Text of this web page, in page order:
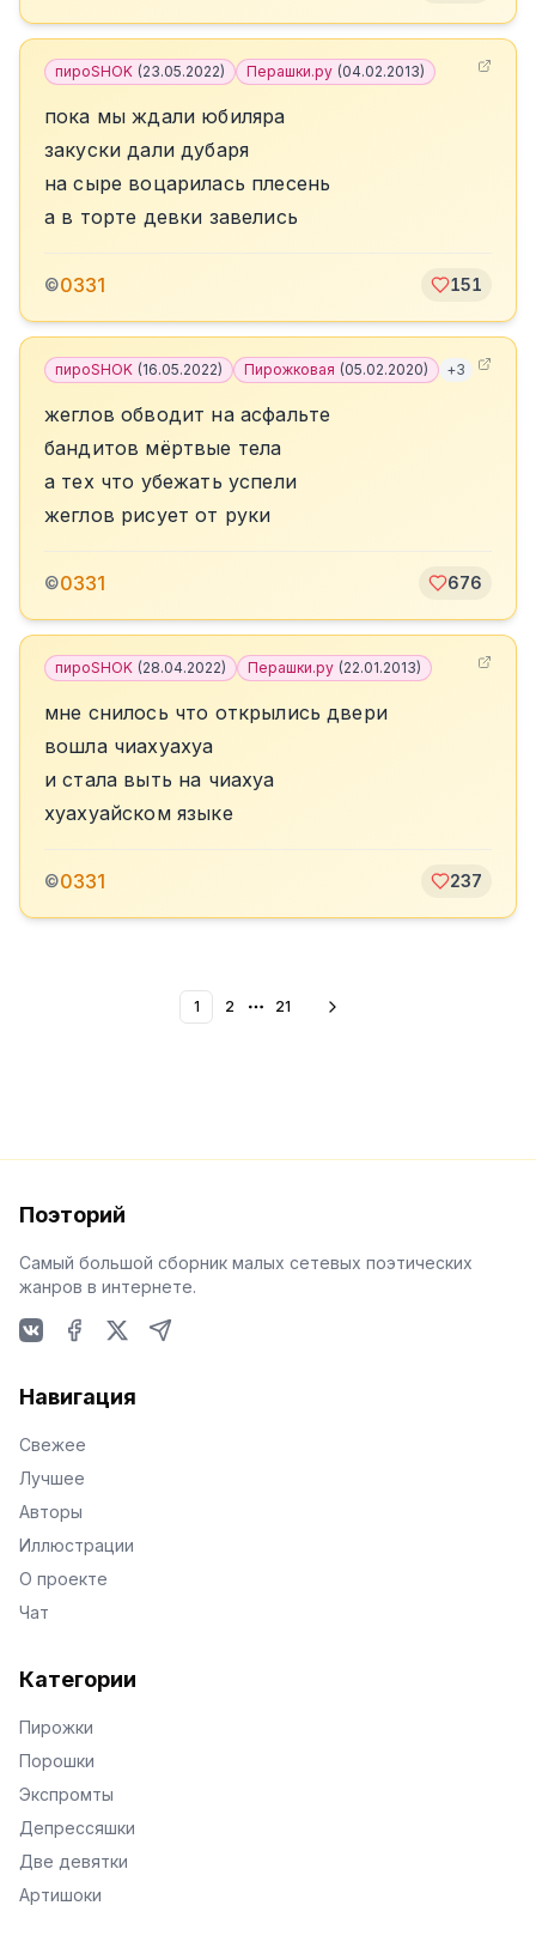
пироSHOK (23.05.2022) Перашки.ру (04.02.2013)
пока мы ждали юбиляра
закуски дали дубаря
на сыре воцарилась плесень
а в торте девки завелись
©0331 151
пироSHOK (16.05.2022) Пирожковая (05.02.2020) +3
жеглов обводит на асфальте
бандитов мёртвые тела
а тех что убежать успели
жеглов рисует от руки
©0331 676
пироSHOK (28.04.2022) Перашки.ру (22.01.2013)
мне снилось что открылись двери
вошла чиахуахуа
и стала выть на чиахуа
хуахуайском языке
©0331 237
1 2 More pages
21
Поэторий
Самый большой сборник малых сетевых поэтических
жанров в интернете.
Навигация
Свежее
Лучшее
Авторы
Иллюстрации
О проекте
Чат
Категории
Пирожки
Порошки
Экспромты
Депрессяшки
Две девятки
Артишоки